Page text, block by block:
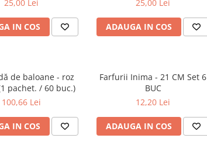
25,00 Lei
IN COS
25,00 Lei
ADAUGA IN COS
de baloane - roz
pachet. / 60 buc.)
100,66 Lei
IN COS
Farfurii Inima - 21 CM Set 6
BUC
12,20 Lei
ADAUGA IN COS